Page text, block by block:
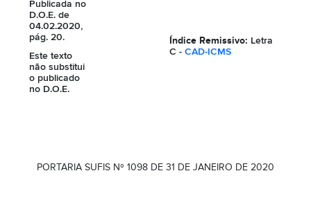
Publicada no
D.O.E. de
04.02.2020,
pág. 20.
Este texto
não substitui
o publicado
no D.O.E.
Índice Remissivo: Letra
C - CAD-ICMS
PORTARIA SUFIS Nº 1098 DE 31 DE JANEIRO DE 2020